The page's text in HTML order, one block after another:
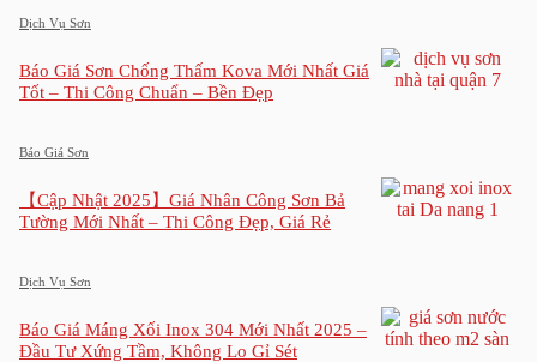
Dịch Vụ Sơn
Báo Giá Sơn Chống Thấm Kova Mới Nhất Giá
Tốt – Thi Công Chuẩn – Bền Đẹp
Báo Giá Sơn
【Cập Nhật 2025】Giá Nhân Công Sơn Bả
Tường Mới Nhất – Thi Công Đẹp, Giá Rẻ
Dịch Vụ Sơn
Báo Giá Máng Xối Inox 304 Mới Nhất 2025 –
Đầu Tư Xứng Tầm, Không Lo Gỉ Sét